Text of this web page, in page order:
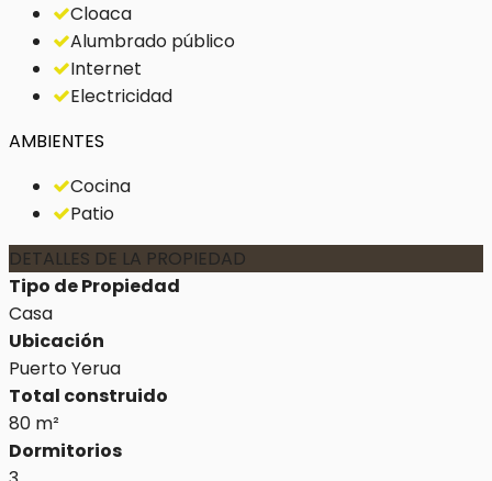
Cloaca
Alumbrado público
Internet
Electricidad
AMBIENTES
Cocina
Patio
DETALLES DE LA PROPIEDAD
Tipo de Propiedad
Casa
Ubicación
Puerto Yerua
Total construido
80 m²
Dormitorios